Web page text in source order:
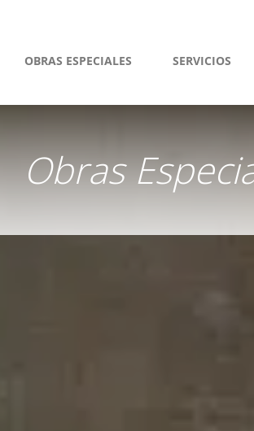
OBRAS ESPECIALES SERVICIOS
Obras